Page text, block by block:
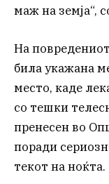
маж на земја“,
На
била укажана
место, каде
со тешки
пренесен во
поради
текот на ноќта.